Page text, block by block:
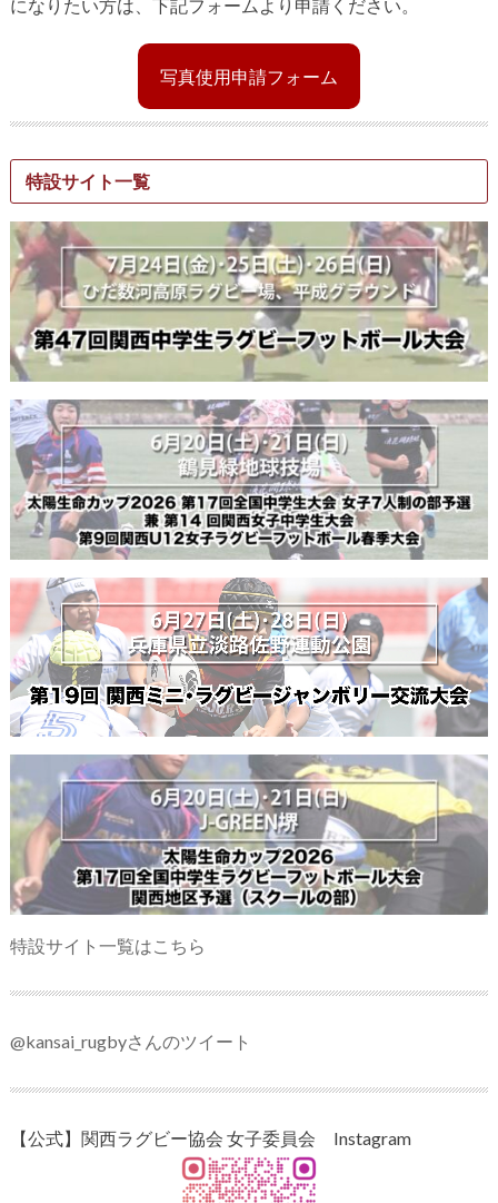
になりたい方は、下記フォームより申請ください。
写真使用申請フォーム
特設サイト一覧
特設サイト一覧はこちら
@kansai_rugbyさんのツイート
【公式】関西ラグビー協会 女子委員会 Instagram